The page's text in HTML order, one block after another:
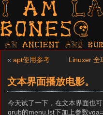
I am
bones?
AN ancient AND
« apt使用参考 Linuxer 全
文本界面播放电影。
今天试了一下，在文本界面也
grub的menu.lst下加上参数